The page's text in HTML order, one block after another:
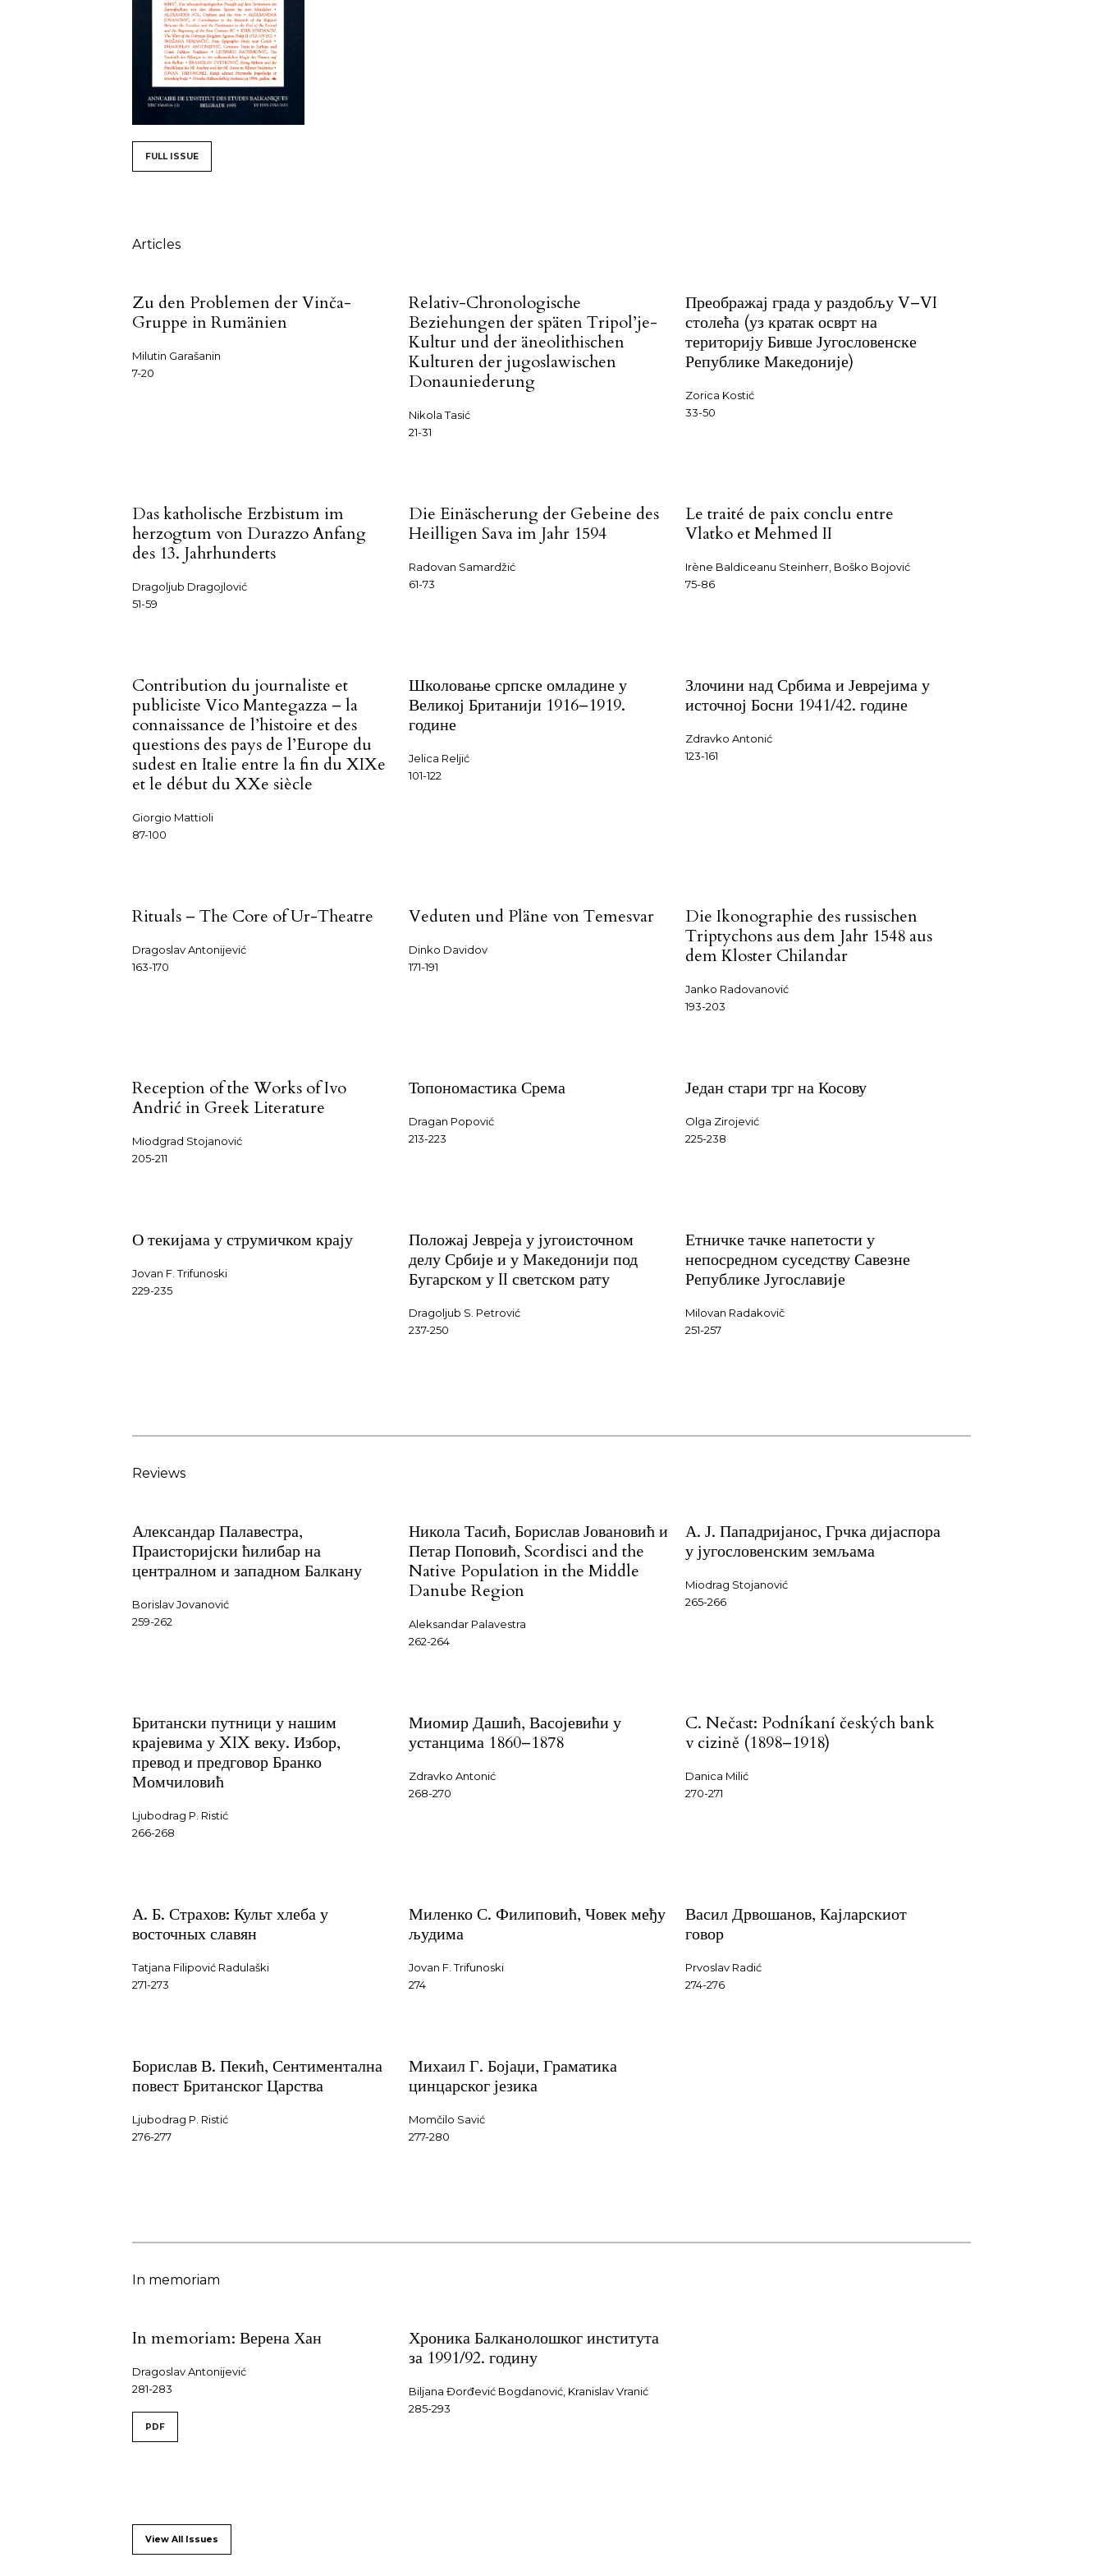
##issue.tableOfContents##
FULL ISSUE
Articles
Zu den Problemen der Vinča-
Gruppe in Rumänien
Milutin Garašanin
7-20
Relativ-Chronologische
Beziehungen der späten Tripol’je-
Kultur und der äneolithischen
Kulturen der jugoslawischen
Donauniederung
Nikola Tasić
21-31
Преображај града у раздобљу V–VI
столећа (уз кратак осврт на
територију Бивше Југословенске
Републике Македоније)
Zorica Kostić
33-50
Das katholische Erzbistum im
herzogtum von Durazzo Anfang
des 13. Jahrhunderts
Dragoljub Dragojlović
51-59
Die Einäscherung der Gebeine des
Heilligen Sava im Jahr 1594
Radovan Samardžić
61-73
Le traité de paix conclu entre
Vlatko et Mehmed II
Irène Baldiceanu Steinherr, Boško Bojović
75-86
Contribution du journaliste et
publiciste Vico Mantegazza – la
connaissance de l’histoire et des
questions des pays de l’Europe du
sudest en Italie entre la fin du XIXe
et le début du XXe siècle
Giorgio Mattioli
87-100
Школовање српске омладине у
Великој Британији 1916–1919.
године
Jelica Reljić
101-122
Злочини над Србима и Јеврејима у
источној Босни 1941/42. године
Zdravko Antonić
123-161
Rituals – The Core of Ur-Theatre
Dragoslav Antonijević
163-170
Veduten und Pläne von Temesvar
Dinko Davidov
171-191
Die Ikonographie des russischen
Triptychons aus dem Jahr 1548 aus
dem Kloster Chilandar
Janko Radovanović
193-203
Reception of the Works of Ivo
Andrić in Greek Literature
Miodgrad Stojanović
205-211
Топономастика Срема
Dragan Popović
213-223
Један стари трг на Косову
Olga Zirojević
225-238
О текијама у струмичком крају
Jovan F. Trifunoski
229-235
Положај Јевреја у југоисточном
делу Србије и у Македонији под
Бугарском у II светском рату
Dragoljub S. Petrović
237-250
Етничке тачке напетости у
непосредном суседству Савезне
Републике Југославије
Milovan Radakovič
251-257
Reviews
Александар Палавестра,
Праисторијски ћилибар на
централном и западном Балкану
Borislav Jovanović
259-262
Никола Тасић, Борислав Јовановић и
Петар Поповић, Scordisci and the
Native Population in the Middle
Danube Region
Aleksandar Palavestra
262-264
А. Ј. Пападријанос, Грчка дијаспора
у југословенским земљама
Miodrag Stojanović
265-266
Британски путници у нашим
крајевима у XIX веку. Избор,
превод и предговор Бранко
Момчиловић
Ljubodrag P. Ristić
266-268
Миомир Дашић, Васојевићи у
устанцима 1860–1878
Zdravko Antonić
268-270
C. Nečast: Podníkaní českých bank
v cizině (1898–1918)
Danica Milić
270-271
А. Б. Страхов: Культ хлеба у
восточных славян
Tatjana Filipović Radulaški
271-273
Миленко С. Филиповић, Човек међу
људима
Jovan F. Trifunoski
274
Васил Дрвошанов, Кајларскиот
говор
Prvoslav Radić
274-276
Борислав В. Пекић, Сентиментална
повест Британског Царства
Ljubodrag P. Ristić
276-277
Михаил Г. Бојаџи, Граматика
цинцарског језика
Momčilo Savić
277-280
In memoriam
In memoriam: Верена Хан
Dragoslav Antonijević
281-283
PDF
Хроника Балканолошког института
за 1991/92. годину
Biljana Đorđević Bogdanović, Kranislav Vranić
285-293
View All Issues